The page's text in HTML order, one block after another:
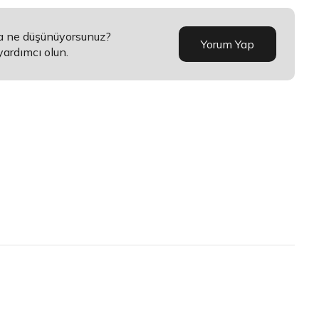
düşünüyorsunuz?
olun.
Yorum Yap